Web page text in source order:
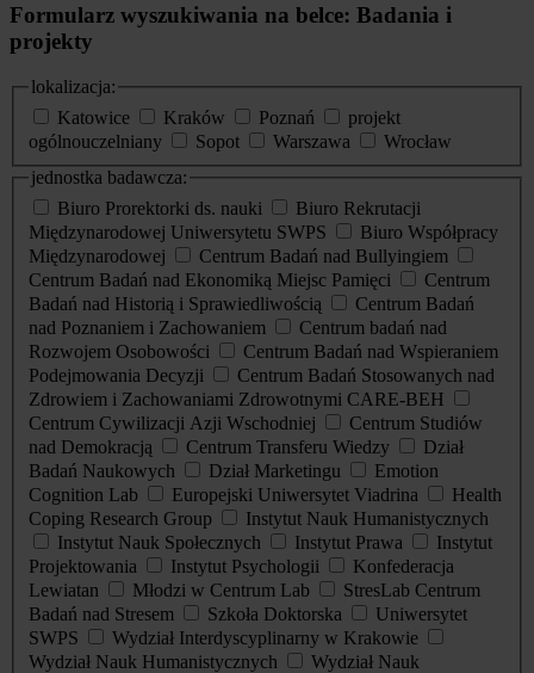
Formularz wyszukiwania na belce: Badania i
projekty
lokalizacja:
Katowice
Kraków Poznań
projekt
ogólnouczelniany
Sopot Warszawa
Wrocław
jednostka badawcza:
Biuro Prorektorki ds. nauki
Biuro Rekrutacji
Międzynarodowej Uniwersytetu SWPS
Biuro Współpracy
Międzynarodowej
Centrum Badań nad Bullyingiem
Centrum Badań nad Ekonomiką Miejsc Pamięci
Centrum
Badań nad Historią i Sprawiedliwością
Centrum Badań
nad Poznaniem i Zachowaniem
Centrum badań nad
Rozwojem Osobowości
Centrum Badań nad Wspieraniem
Podejmowania Decyzji
Centrum Badań Stosowanych nad
Zdrowiem i Zachowaniami Zdrowotnymi CARE-BEH
Centrum Cywilizacji Azji Wschodniej
Centrum Studiów
nad Demokracją
Centrum Transferu Wiedzy
Dział
Badań Naukowych
Dział Marketingu
Emotion
Cognition Lab
Europejski Uniwersytet Viadrina
Health
Coping Research Group
Instytut Nauk Humanistycznych
Instytut Nauk Społecznych
Instytut Prawa
Instytut
Projektowania
Instytut Psychologii
Konfederacja
Lewiatan
Młodzi w Centrum Lab
StresLab Centrum
Badań nad Stresem
Szkoła Doktorska
Uniwersytet
SWPS
Wydział Interdyscyplinarny w Krakowie
Wydział Nauk Humanistycznych
Wydział Nauk